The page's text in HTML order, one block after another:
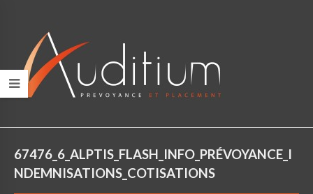
67476_6_ALPTIS_FLASH_INFO_PRÉVOYANCE_I
NDEMNISATIONS_COTISATIONS